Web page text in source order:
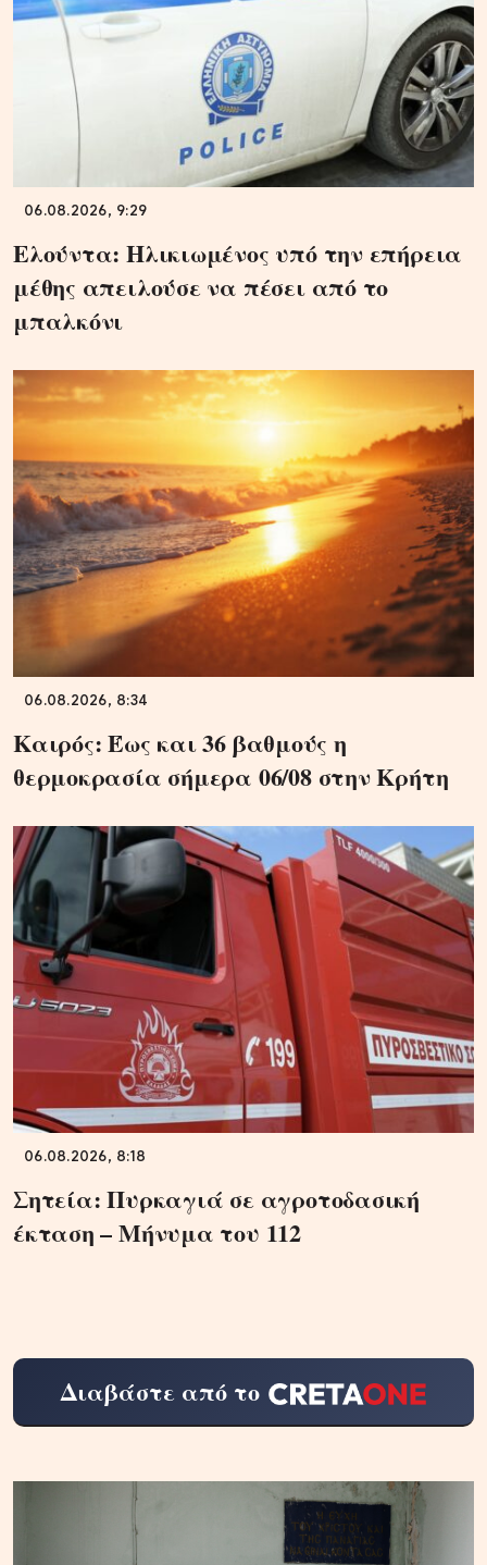
06.08.2026, 9:29
Ελούντα: Ηλικιωμένος υπό την επήρεια
μέθης απειλούσε να πέσει από το
μπαλκόνι
06.08.2026, 8:34
Καιρός: Έως και 36 βαθμούς η
θερμοκρασία σήμερα 06/08 στην Κρήτη
06.08.2026, 8:18
Σητεία: Πυρκαγιά σε αγροτοδασική
έκταση – Μήνυμα του 112
Διαβάστε από το